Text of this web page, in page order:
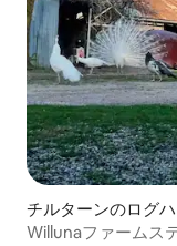
チルターンのログ
Willunaファームス